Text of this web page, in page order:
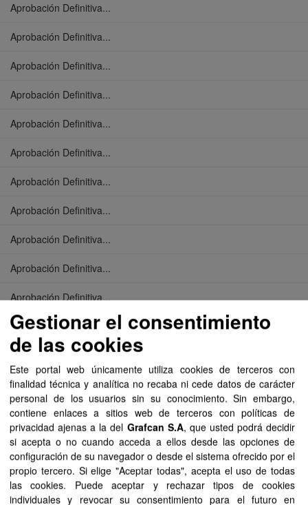
Aprobación Definitiva...
Aprobación Definitiva...
Aprobación Definitiva...
Aprobación Definitiva...
Aprobación Definitiva...
Aprobación Definitiva...
Aprobación Definitiva...
Aprobación Definitiva...
Aprobación Definitiva...
Aprobación Definitiva...
Aprobación Definitiva...
Aprobación Definitiva...
Aprobación Definitiva...
Aprobación Definitiva...
Aprobación Definitiva...
Aprobación Definitiva...
Aprobación Definitiva...
Aprobación Definitiva...
Gestionar el consentimiento
de las cookies
Este portal web únicamente utiliza cookies de terceros con
finalidad técnica y analítica no recaba ni cede datos de carácter
personal de los usuarios sin su conocimiento. Sin embargo,
contiene enlaces a sitios web de terceros con políticas de
privacidad ajenas a la del Grafcan S.A, que usted podrá decidir
si acepta o no cuando acceda a ellos desde las opciones de
configuración de su navegador o desde el sistema ofrecido por el
propio tercero. Si elige "Aceptar todas", acepta el uso de todas
las cookies. Puede aceptar y rechazar tipos de cookies
individuales y revocar su consentimiento para el futuro en